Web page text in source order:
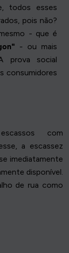
todos esses
pois não?
- que é
- ou mais
prova social
consumidores
com
a escassez
imediatamente
disponível.
de rua como